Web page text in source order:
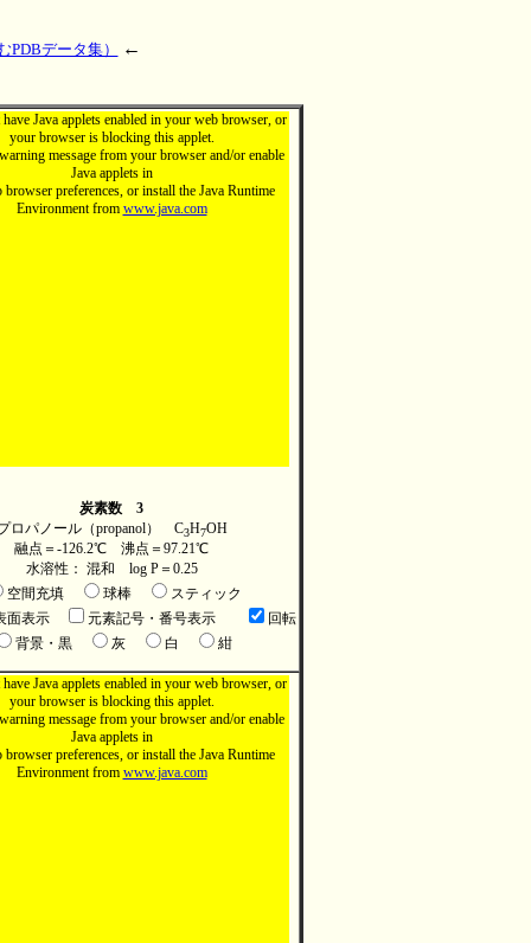
PDBデータ集） ←
Java applets enabled in your web browser, or
your browser is blocking this applet.
message from your browser and/or enable
Java applets in
browser preferences, or install the Java Runtime
Environment from www.java.com
炭素数 3
ロパノール（propanol） C3H7OH
融点＝-126.2℃ 沸点＝97.21℃
水溶性： 混和 log P＝0.25
空間充填
球棒
スティック
面表示
元素記号・番号表示
回転
背景・黒
灰 白 紺
Java applets enabled in your web browser, or
your browser is blocking this applet.
message from your browser and/or enable
Java applets in
browser preferences, or install the Java Runtime
Environment from www.java.com